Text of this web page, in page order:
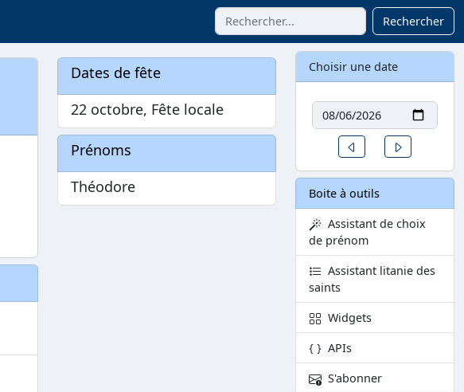
Rechercher
Dates de fête
22 octobre, Fête locale
Prénoms
Théodore
Choisir une date
Date
Un jour avant
Boite à outils
Assistant de choix
de prénom
Assistant litanie des
saints
Widgets
APIs
S'abonner